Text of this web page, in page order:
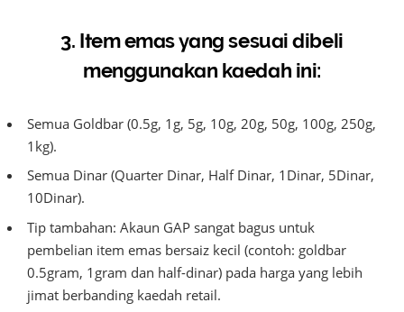
3. Item emas yang sesuai dibeli
menggunakan kaedah ini:
Semua Goldbar (0.5g, 1g, 5g, 10g, 20g, 50g, 100g, 250g,
1kg).
Semua Dinar (Quarter Dinar, Half Dinar, 1Dinar, 5Dinar,
10Dinar).
Tip tambahan: Akaun GAP sangat bagus untuk
pembelian item emas bersaiz kecil (contoh: goldbar
0.5gram, 1gram dan half-dinar) pada harga yang lebih
jimat berbanding kaedah retail.